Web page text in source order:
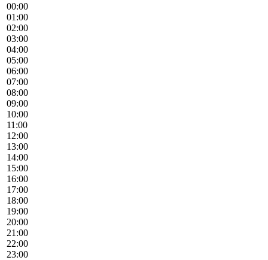
00:00
01:00
02:00
03:00
04:00
05:00
06:00
07:00
08:00
09:00
10:00
11:00
12:00
13:00
14:00
15:00
16:00
17:00
18:00
19:00
20:00
21:00
22:00
23:00